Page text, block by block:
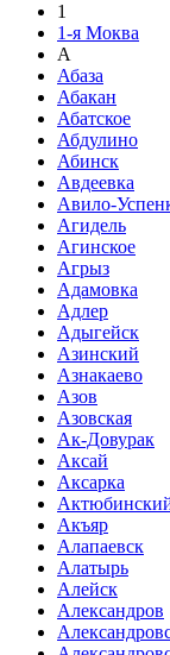
1
1-я Моква
А
Абаза
Абакан
Абатское
Абдулино
Абинск
Авдеевка
Авило-
Агидель
Агинское
Агрыз
Адамовка
Адлер
Адыгейск
Азинский
Азнакаево
Азов
Азовская
Ак-Довурак
Аксай
Аксарка
Акъяр
Алапаевск
Алатырь
Алейск
Александров